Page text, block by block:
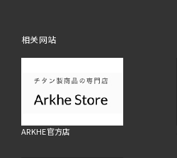
相关网站
ARKHE官方店